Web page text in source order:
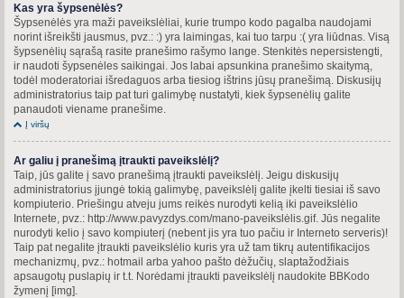
Kas yra šypsenėlės?
Šypsenėlės yra maži paveikslėliai, kurie trumpo kodo pagalba naudojami
norint išreikšti jausmus, pvz.: :) yra laimingas, kai tuo tarpu :( yra liūdnas. Visą
šypsenėlių sąrašą rasite pranešimo rašymo lange. Stenkitės nepersistengti,
ir naudoti šypsenėles saikingai. Jos labai apsunkina pranešimo skaitymą,
todėl moderatoriai išredaguos arba tiesiog ištrins jūsų pranešimą. Diskusijų
administratorius taip pat turi galimybę nustatyti, kiek šypsenėlių galite
panaudoti viename pranešime.
Į viršų
Ar galiu į pranešimą įtraukti paveikslėlį?
Taip, jūs galite į savo pranešimą įtraukti paveikslėlį. Jeigu diskusijų
administratorius įjungė tokią galimybę, paveikslėlį galite įkelti tiesiai iš savo
kompiuterio. Priešingu atveju jums reikės nurodyti kelią iki paveikslėlio
Internete, pvz.: http://www.pavyzdys.com/mano-paveikslėlis.gif. Jūs negalite
nurodyti kelio į savo kompiuterį (nebent jis yra tuo pačiu ir Interneto serveris)!
Taip pat negalite įtraukti paveikslėlio kuris yra už tam tikrų autentifikacijos
mechanizmų, pvz.: hotmail arba yahoo pašto dėžučių, slaptažodžiais
apsaugotų puslapių ir t.t. Norėdami įtraukti paveikslėlį naudokite BBKodo
žymenį [img].